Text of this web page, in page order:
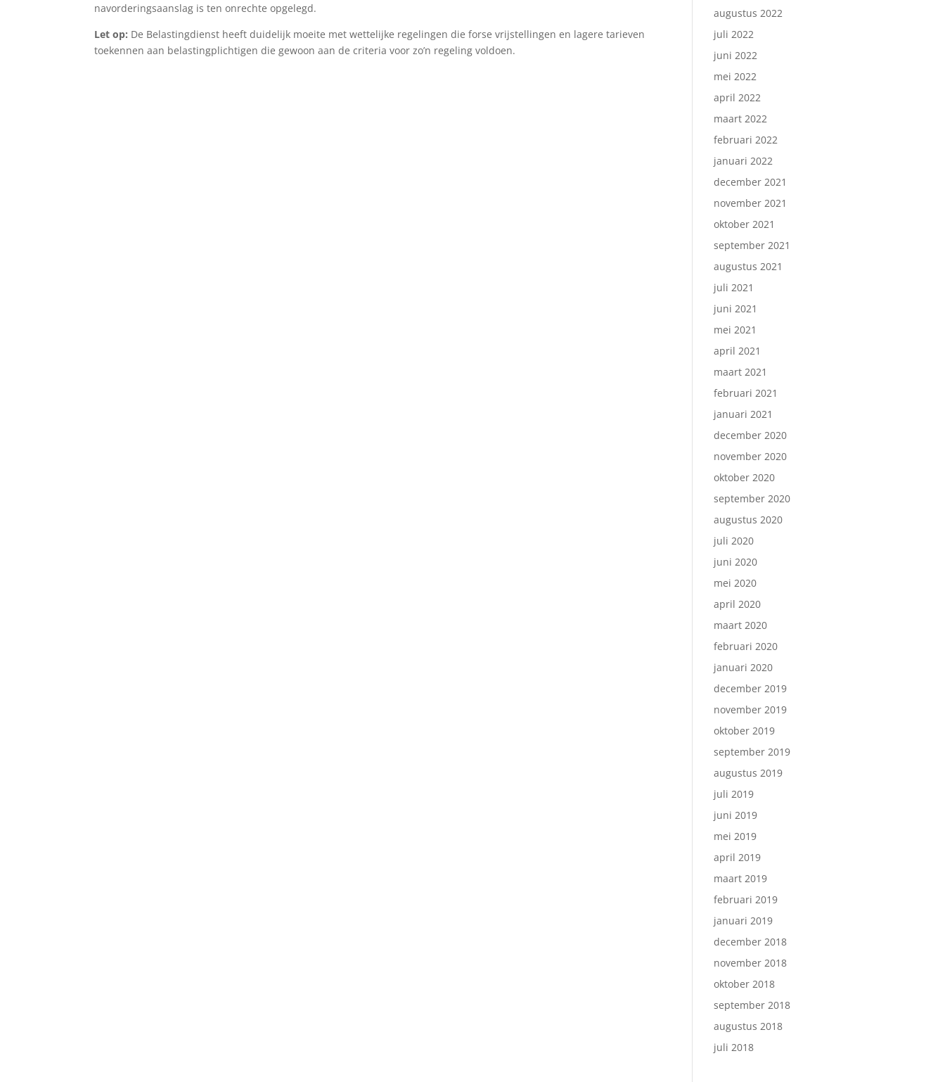
navorderingsaanslag is ten onrechte opgelegd.
Let op: De Belastingdienst heeft duidelijk moeite met wettelijke regelingen die forse vrijstellingen en lagere tarieven
toekennen aan belastingplichtigen die gewoon aan de criteria voor zo’n regeling voldoen.
augustus 2022
juli 2022
juni 2022
mei 2022
april 2022
maart 2022
februari 2022
januari 2022
december 2021
november 2021
oktober 2021
september 2021
augustus 2021
juli 2021
juni 2021
mei 2021
april 2021
maart 2021
februari 2021
januari 2021
december 2020
november 2020
oktober 2020
september 2020
augustus 2020
juli 2020
juni 2020
mei 2020
april 2020
maart 2020
februari 2020
januari 2020
december 2019
november 2019
oktober 2019
september 2019
augustus 2019
juli 2019
juni 2019
mei 2019
april 2019
maart 2019
februari 2019
januari 2019
december 2018
november 2018
oktober 2018
september 2018
augustus 2018
juli 2018